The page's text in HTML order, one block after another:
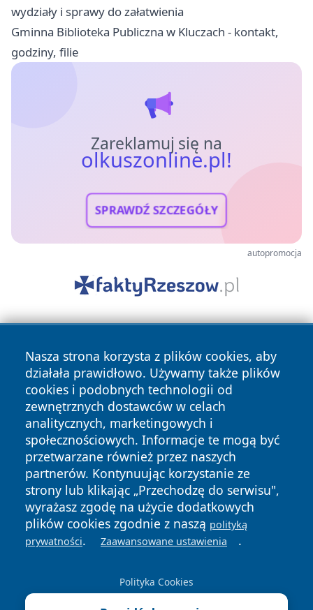
wydziały i sprawy do załatwienia
Gminna Biblioteka Publiczna w Kluczach - kontakt,
godziny, filie
Zareklamuj się na
olkuszonline.pl!
SPRAWDŹ SZCZEGÓŁY
autopromocja
Nasza strona korzysta z plików cookies, aby
działała prawidłowo. Używamy także plików
cookies i podobnych technologii od
zewnętrznych dostawców w celach
analitycznych, marketingowych i
społecznościowych. Informacje te mogą być
przetwarzane również przez naszych
partnerów. Kontynuując korzystanie ze
strony lub klikając „Przechodzę do serwisu",
wyrażasz zgodę na użycie dodatkowych
plików cookies zgodnie z naszą polityką
prywatności. Zaawansowane ustawienia .
Polityka Cookies
Copyright © 2026 olkuszonline.pl Wszystkie prawa
zastrzeżone.
News Autorzy
Polityka
Prywatności
Polityka
Cookies